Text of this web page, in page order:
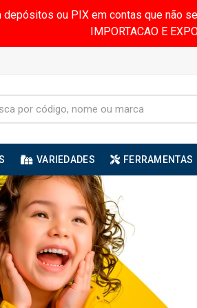
depósitos ou PIX em contas que não
IMPORTACAO E
VARIEDADES FERRAMENTAS